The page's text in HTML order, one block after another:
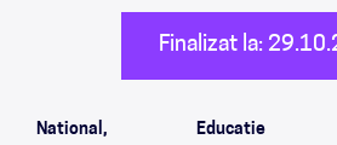
Finalizat la:
National, Educatie